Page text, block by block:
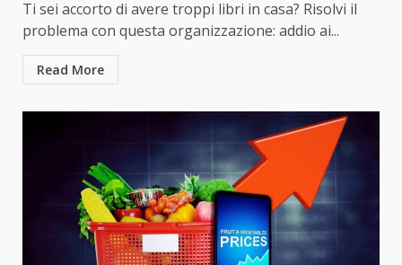
Ti sei accorto di avere troppi libri in casa? Risolvi il
problema con questa organizzazione: addio ai...
Read More